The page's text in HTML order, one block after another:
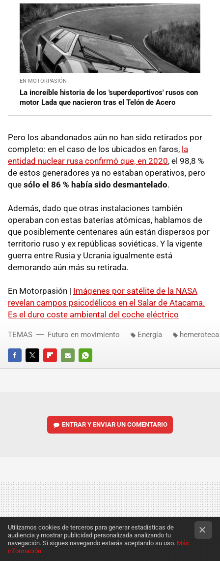
EN MOTORPASIÓN
La increíble historia de los 'superdeportivos' rusos con
motor Lada que nacieron tras el Telón de Acero
Pero los abandonados aún no han sido retirados por
completo: en el caso de los ubicados en faros, la
entidad nuclear rusa confirmó que, en 2020, el 98,8 %
de estos generadores ya no estaban operativos, pero
que sólo el 86 % había sido desmantelado.
Además, dado que otras instalaciones también
operaban con estas baterías atómicas, hablamos de
que posiblemente centenares aún están dispersos por
territorio ruso y ex repúblicas soviéticas. Y la vigente
guerra entre Rusia y Ucrania igualmente está
demorando aún más su retirada.
En Motorpasión | Imágenes por satélite de la NASA
revelan campos psicodélicos en el Salar de Atacama.
Es el duro coste ambiental del coche eléctrico
FACEBOOKTWITTERFLIPBOARD
E-
WHATSAPP
TEMAS Futuro en movimiento Energía hemeroteca
ENTRAR Y ENVIAR UN COMENTARIO
Utilizamos cookies de terceros para generar estadísticas de
audiencia y mostrar publicidad personalizada analizando tu
navegación. Si sigues navegando estarás aceptando su uso. Más
información